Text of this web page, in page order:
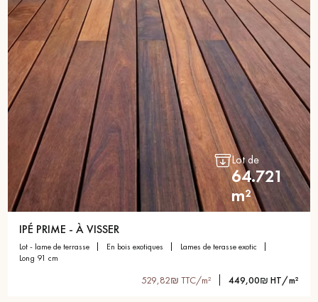
Lot de
64.721
m²
IPÉ PRIME - À VISSER
lot - lame de terrasse en bois exotiques
lames de terasse exotic
long 91 cm
529,82₪ TTC/m² 449,00₪ HT/m²